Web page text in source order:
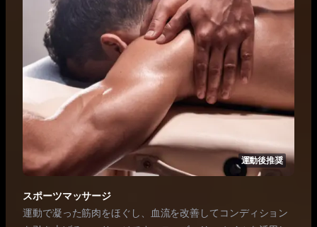
運動後推奨
スポーツマッサージ
運動で凝った筋肉をほぐし、血流を改善してコンディション